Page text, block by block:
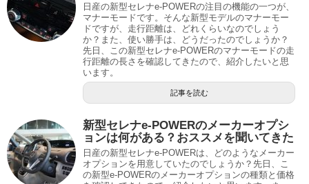
日産の新型セレナe-POWERの注目の機能の一つが、
マナーモードです。そんな新型モデルのマナーモー
ドですが、走行距離は、どれくらいなのでしょう
か？また、使い勝手は、どうだったのでしょうか？
先日、この新型セレナe-POWERのマナーモードの走
行距離の長さを確認してきたので、紹介したいと思
います。
記事を読む
新型セレナe-POWERのメーカーオプシ
ョンは何がある？おススメを聞いてきた
日産の新型セレナe-POWERは、どのようなメーカー
オプションを用意していたのでしょうか？先日、こ
の新型e-POWERのメーカーオプションの種類と価格